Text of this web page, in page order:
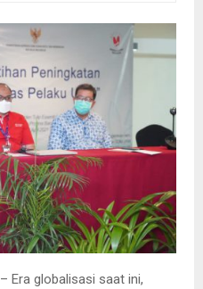
– Era globalisasi saat ini,